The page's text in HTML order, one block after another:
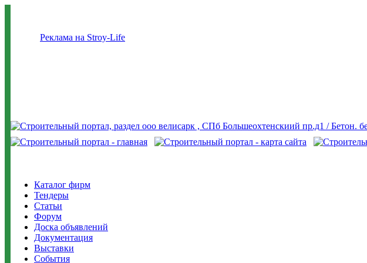
Реклама на Stroy-Life
Каталог фирм
Тендеры
Статьи
Форум
Доска объявлений
Документация
Выставки
События